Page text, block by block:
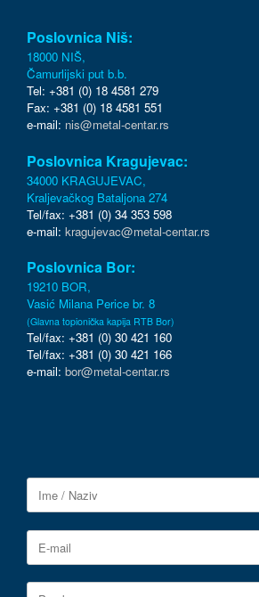
Poslovnica Niš:
18000 NIŠ,
Čamurlijski put b.b.
Tel: +381 (0) 18 4581 279
Fax: +381 (0) 18 4581 551
e-mail: nis@metal-centar.rs
Poslovnica Kragujevac:
34000 KRAGUJEVAC,
Kraljevačkog Bataljona 274
Tel/fax: +381 (0) 34 353 598
e-mail: kragujevac@metal-centar.rs
Poslovnica Bor:
19210 BOR,
Vasić Milana Perice br. 8
(Glavna topionička kapija RTB Bor)
Tel/fax: +381 (0) 30 421 160
Tel/fax: +381 (0) 30 421 166
e-mail: bor@metal-centar.rs